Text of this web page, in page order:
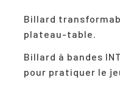
Billard
plateau-table.
Billard à bandes
pour pratiquer le